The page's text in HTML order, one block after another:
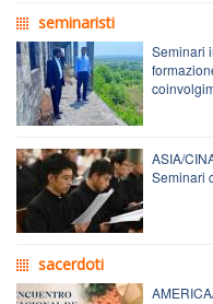
seminaristi
Seminari
ASIA/
Seminari
sacerdoti